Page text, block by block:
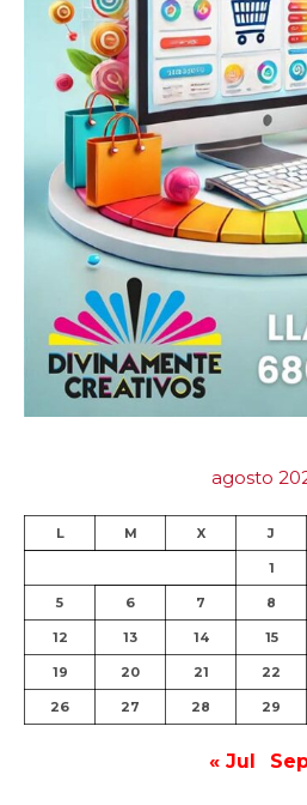
agosto
L M X J
1
5 6 7 8
12 13 14 15
19 20 21 22
26 27 28 29
« Jul